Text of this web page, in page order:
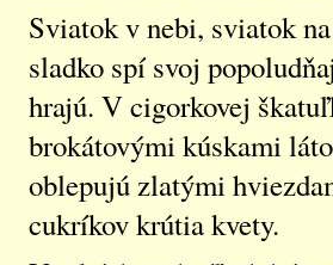
Sviatok v nebi, sviatok
sladko spí svoj
hrajú. V cigorkovej
brokátovými kúskami
oblepujú zlatými
cukríkov krútia kvety.